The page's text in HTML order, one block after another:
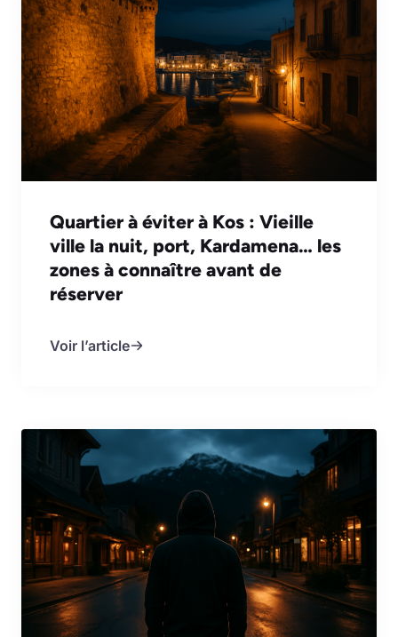
Quartier à éviter à Kos : Vieille
ville la nuit, port, Kardamena… les
zones à connaître avant de
réserver
Voir l’article